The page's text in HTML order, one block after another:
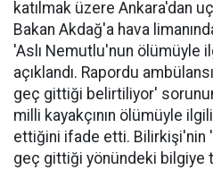
katılmak üzere Ankara'dan
Bakan Akdağ'a hava
'Aslı Nemutlu'nun ölümüyle
açıklandı. Rapordu
geç gittiği belirtiliyor'
milli kayakçının ölümüyle
ettiğini ifade etti. Bilirkişi'nin
geç gittiği yönündeki bilgiye